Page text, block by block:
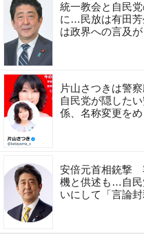
統一教会と自民
に…民放は有田芳
は政界への言及
片山さつきは警
自民党が隠した
係、名称変更を
安倍元首相銃撃
機と供述も…自民
いにして「言論